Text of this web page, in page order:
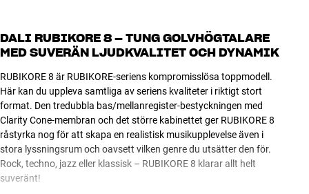
DALI RUBIKORE 8 – TUNG GOLVHÖGTALARE
MED SUVERÄN LJUDKVALITET OCH DYNAMIK
RUBIKORE 8 är RUBIKORE-seriens kompromisslösa toppmodell.
Här kan du uppleva samtliga av seriens kvaliteter i riktigt stort
format. Den tredubbla bas/mellanregister-bestyckningen med
Clarity Cone-membran och det större kabinettet ger RUBIKORE 8
råstyrka nog för att skapa en realistisk musikupplevelse även i
stora lyssningsrum och oavsett vilken genre du utsätter den för.
Rock, techno, jazz eller klassisk – RUBIKORE 8 klarar allt helt
suveränt!